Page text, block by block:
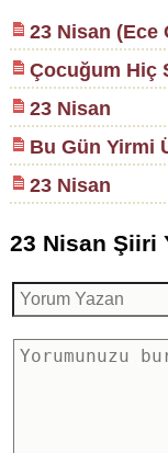
23 Nisan (Ece
Çocuğum Hiç
23 Nisan
Bu Gün Yirmi
23 Nisan
23 Nisan Şiiri